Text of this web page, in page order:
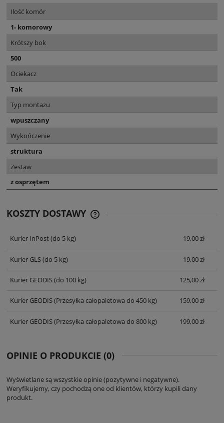
Ilość komór
1- komorowy
Krótszy bok
500
Ociekacz
Tak
Typ montażu
wpuszczany
Wykończenie
struktura
Zestaw
z osprzętem
KOSZTY DOSTAWY
Kurier InPost(do 5 kg) 19,00 zł
Kurier GLS(do 5 kg) 19,00 zł
Kurier GEODIS(do 100 kg) 125,00 zł
Kurier GEODIS(Przesyłka całopaletowa do 450 kg) 159,00 zł
Kurier GEODIS(Przesyłka całopaletowa do 800 kg) 199,00 zł
OPINIE O PRODUKCIE (0)
Wyświetlane są wszystkie opinie (pozytywne i negatywne).
Weryfikujemy, czy pochodzą one od klientów, którzy kupili dany
produkt.